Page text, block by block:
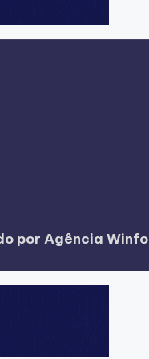
por Agência Winfo